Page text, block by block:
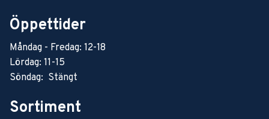
Öppettider
Måndag - Fredag: 12-18
Lördag: 11-15
Söndag: Stängt
Sortiment